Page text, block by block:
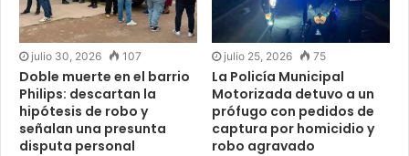
julio 30, 2026 107
Doble muerte en el barrio
Philips: descartan la
hipótesis de robo y
señalan una presunta
disputa personal
julio 25, 2026 75
La Policía Municipal
Motorizada detuvo a un
prófugo con pedidos de
captura por homicidio y
robo agravado